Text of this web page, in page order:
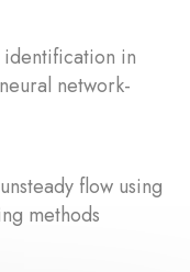
identification in
network-
flow using
methods